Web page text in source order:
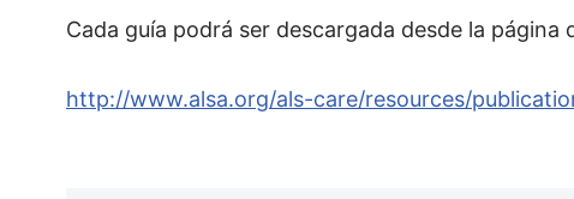
Cada guía podrá ser descargada desde la página
http://www.alsa.org/als-care/resources/